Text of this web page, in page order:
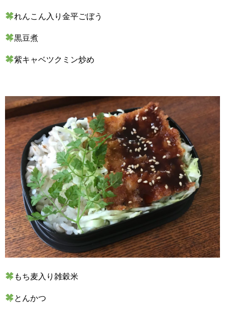
れんこん入り金平ごぼう
黒豆煮
紫キャベツクミン炒め
もち麦入り雑穀米
とんかつ